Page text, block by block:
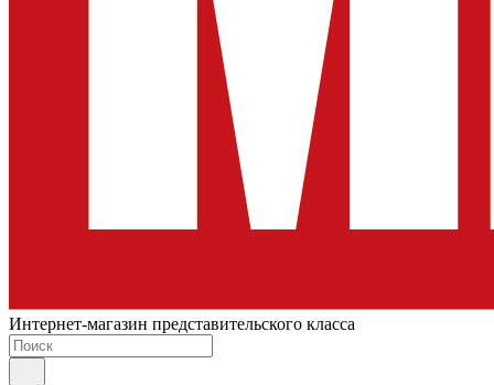
Интернет-магазин представительского класса